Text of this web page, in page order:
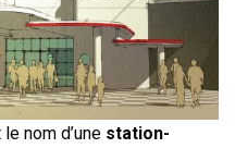
nom d’une station-